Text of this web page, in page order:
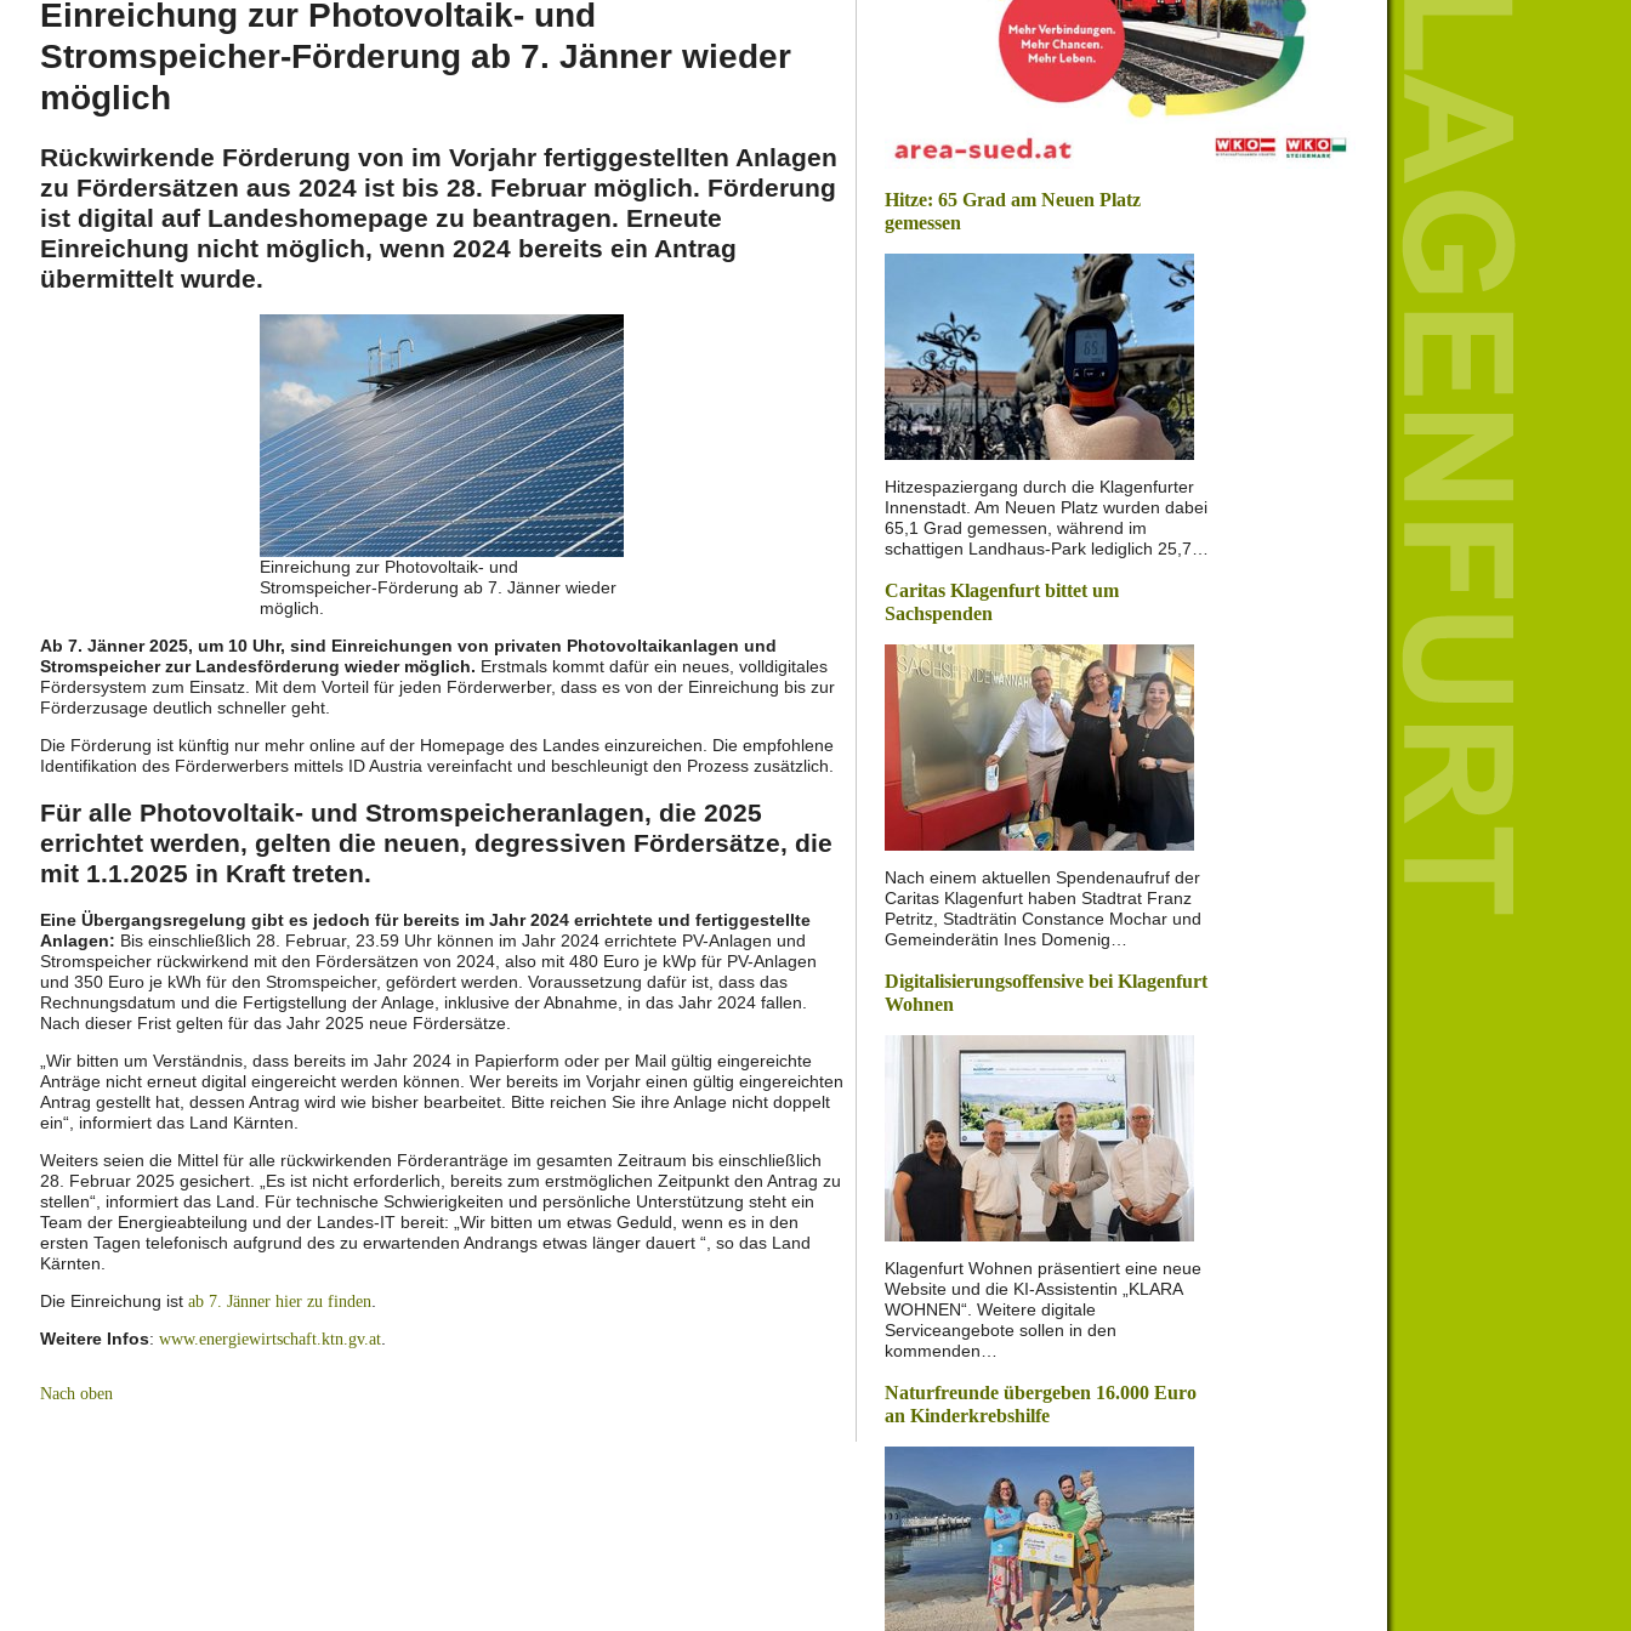
Einreichung zur Photovoltaik- und
Stromspeicher-Förderung ab 7. Jänner wieder
möglich
Rückwirkende Förderung von im Vorjahr fertiggestellten Anlagen
zu Fördersätzen aus 2024 ist bis 28. Februar möglich. Förderung
ist digital auf Landeshomepage zu beantragen. Erneute
Einreichung nicht möglich, wenn 2024 bereits ein Antrag
übermittelt wurde.
Einreichung zur Photovoltaik- und
Stromspeicher-Förderung ab 7. Jänner wieder
möglich.
Ab 7. Jänner 2025, um 10 Uhr, sind Einreichungen von privaten Photovoltaikanlagen und
Stromspeicher zur Landesförderung wieder möglich. Erstmals kommt dafür ein neues, volldigitales
Fördersystem zum Einsatz. Mit dem Vorteil für jeden Förderwerber, dass es von der Einreichung bis zur
Förderzusage deutlich schneller geht.
Die Förderung ist künftig nur mehr online auf der Homepage des Landes einzureichen. Die empfohlene
Identifikation des Förderwerbers mittels ID Austria vereinfacht und beschleunigt den Prozess zusätzlich.
Für alle Photovoltaik- und Stromspeicheranlagen, die 2025
errichtet werden, gelten die neuen, degressiven Fördersätze, die
mit 1.1.2025 in Kraft treten.
Eine Übergangsregelung gibt es jedoch für bereits im Jahr 2024 errichtete und fertiggestellte
Anlagen: Bis einschließlich 28. Februar, 23.59 Uhr können im Jahr 2024 errichtete PV-Anlagen und
Stromspeicher rückwirkend mit den Fördersätzen von 2024, also mit 480 Euro je kWp für PV-Anlagen
und 350 Euro je kWh für den Stromspeicher, gefördert werden. Voraussetzung dafür ist, dass das
Rechnungsdatum und die Fertigstellung der Anlage, inklusive der Abnahme, in das Jahr 2024 fallen.
Nach dieser Frist gelten für das Jahr 2025 neue Fördersätze.
„Wir bitten um Verständnis, dass bereits im Jahr 2024 in Papierform oder per Mail gültig eingereichte
Anträge nicht erneut digital eingereicht werden können. Wer bereits im Vorjahr einen gültig eingereichten
Antrag gestellt hat, dessen Antrag wird wie bisher bearbeitet. Bitte reichen Sie ihre Anlage nicht doppelt
ein“, informiert das Land Kärnten.
Weiters seien die Mittel für alle rückwirkenden Förderanträge im gesamten Zeitraum bis einschließlich
28. Februar 2025 gesichert. „Es ist nicht erforderlich, bereits zum erstmöglichen Zeitpunkt den Antrag zu
stellen“, informiert das Land. Für technische Schwierigkeiten und persönliche Unterstützung steht ein
Team der Energieabteilung und der Landes-IT bereit: „Wir bitten um etwas Geduld, wenn es in den
ersten Tagen telefonisch aufgrund des zu erwartenden Andrangs etwas länger dauert “, so das Land
Kärnten.
Die Einreichung ist ab 7. Jänner hier zu finden
Weitere Infos: www.energiewirtschaft.ktn.gv.at.
Nach oben
Hitze: 65 Grad am Neuen Platz
gemessen
Hitzespaziergang durch die Klagenfurter
Innenstadt. Am Neuen Platz wurden dabei
65,1 Grad gemessen, während im
schattigen Landhaus-Park lediglich 25,7…
Caritas Klagenfurt bittet um
Sachspenden
Nach einem aktuellen Spendenaufruf der
Caritas Klagenfurt haben Stadtrat Franz
Petritz, Stadträtin Constance Mochar und
Gemeinderätin Ines Domenig…
Digitalisierungsoffensive bei Klagenfurt
Wohnen
Klagenfurt Wohnen präsentiert eine neue
Website und die KI-Assistentin „KLARA
WOHNEN“. Weitere digitale
Serviceangebote sollen in den
kommenden…
Naturfreunde übergeben 16.000 Euro
an Kinderkrebshilfe